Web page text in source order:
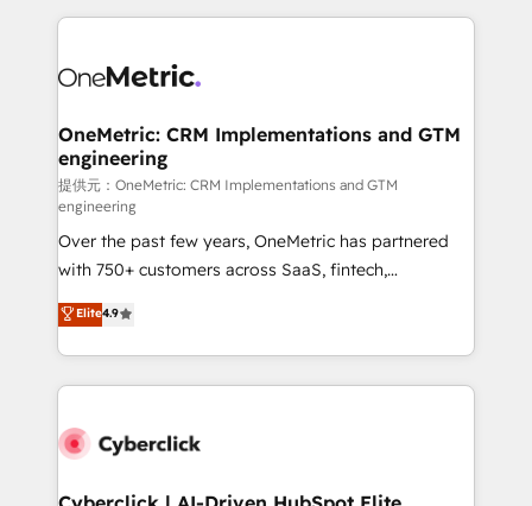
website, or build your new one.
OneMetric: CRM Implementations and GTM
engineering
提供元：OneMetric: CRM Implementations and GTM
engineering
Over the past few years, OneMetric has partnered
with 750+ customers across SaaS, fintech,
healthcare, real estate, and other industries. With
150+ HubSpot-certified experts, we deliver scalable
solutions to complex GTM and RevOps challenges.
Our Expertise 🔹 Onboarding & Implementation:
tailored to your GTM motion. 🔹 Migrations:
from other CRMs to HubSpot without data loss or
Elite4.9